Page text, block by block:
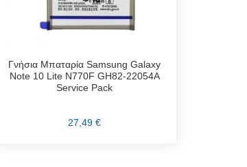
Γνήσια Μπαταρία Samsung Galaxy
Note 10 Lite N770F GH82-22054A
Service Pack
27,49 €